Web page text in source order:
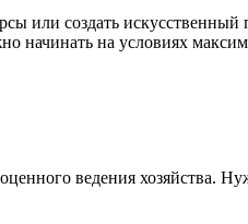
или создать
начинать на условиях
ведения хозяйства.